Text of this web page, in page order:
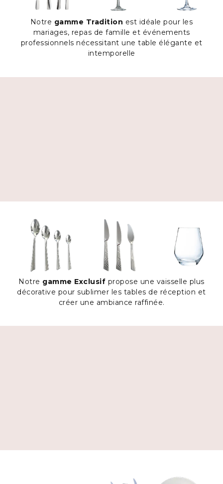
Notre gamme Tradition est idéale pour les
mariages, repas de famille et événements
professionnels nécessitant une table élégante et
intemporelle
Notre gamme Exclusif propose une vaisselle plus
décorative pour sublimer les tables de réception et
créer une ambiance raffinée.